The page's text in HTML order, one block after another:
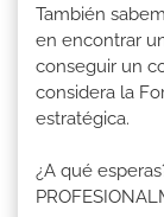
También
en encontrar
conseguir un
considera la
estratégica.
¿A qué